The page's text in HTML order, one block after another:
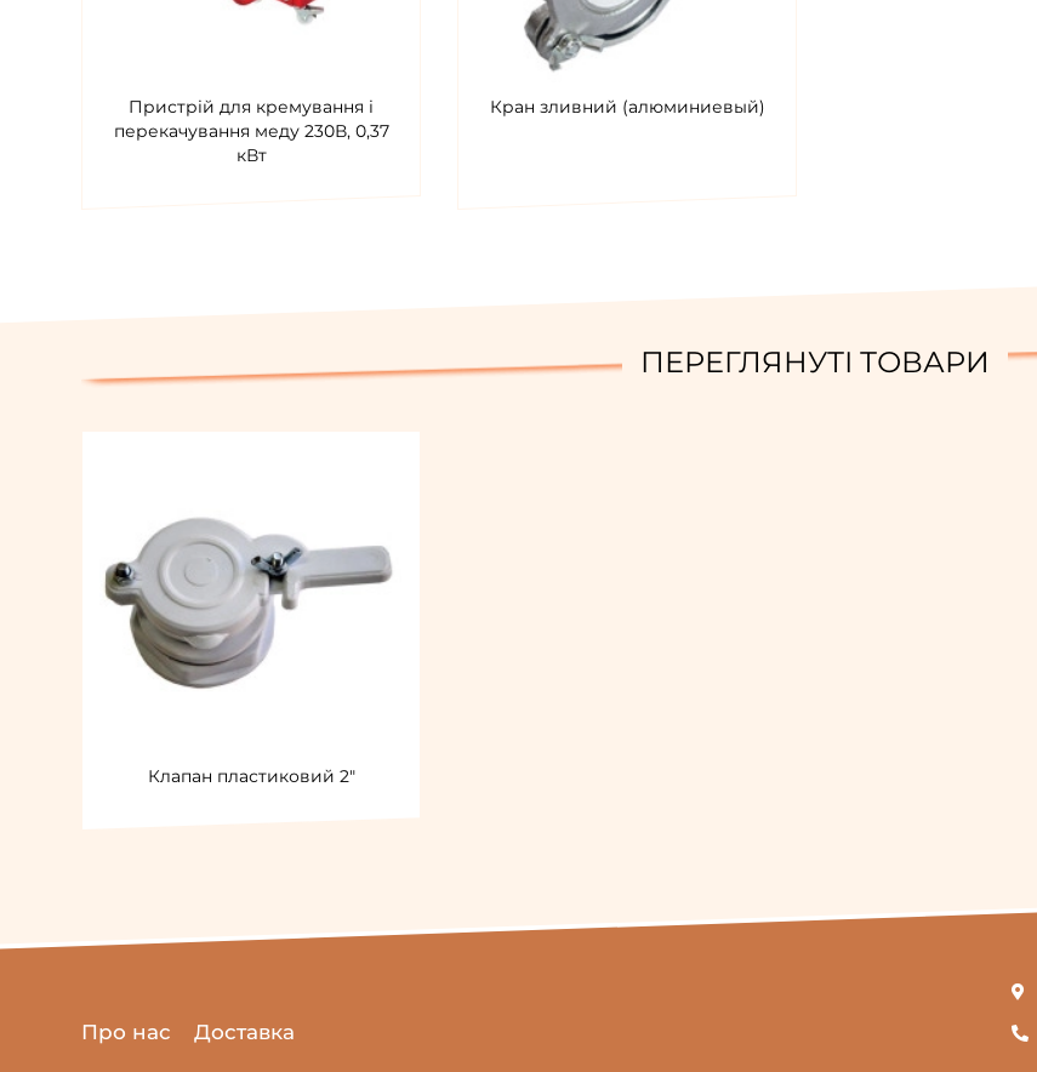
Пристрій для кремування і
перекачування меду 230В, 0,37
кВт
Кран зливний (алюминиевый)
ПЕРЕГЛЯНУТІ ТОВАРИ
Клапан пластиковий 2"
Про нас Доставка